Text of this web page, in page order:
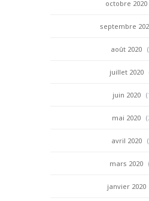
octobre 2020
septembre
août 2020
juillet 2020
juin 2020
mai 2020
avril 2020
mars 2020
janvier 2020